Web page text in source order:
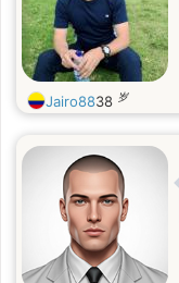
Jairo8838 岁